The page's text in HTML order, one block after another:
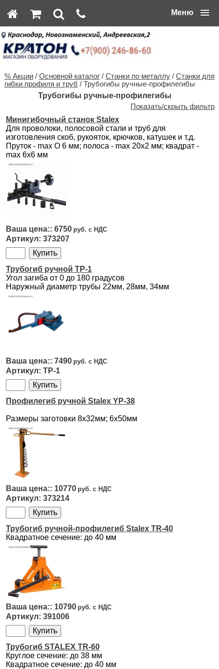
Меню
% Акции/ Основной каталог/ Станки по металлу/ Станки для
гибки профиля и труб / Трубогибы ручные-профилегибы
Трубогибы ручные-профилегибы
Показать/скрыть фильтр
Минигибочный станок Stalex
Для проволоки, полосовой стали и труб для
изготовления скоб, рукояток, крючков, катушек и т.д.
Пруток - max O 6 мм; полоса - max 20х2 мм; квадрат -
max 6х6 мм
6750
373207
Трубогиб ручной ТР-1
Угол загиба от 0 до 180 градусов
Наружный диаметр трубы 22мм, 28мм, 34мм
7490
ТР-1
Профилегиб ручной Stalex YP-38
Размеры заготовки 8х32мм; 6х50мм
10770
373214
Трубогиб ручной-профилегиб Stalex TR-40
Квадратное сечение: до 40 мм
10790
391006
Трубогиб STALEX TR-60
Круглое сечение: до 38 мм
Квадратное сечение: до 40 мм